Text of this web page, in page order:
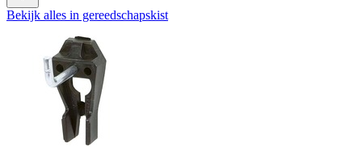
Bekijk alles in gereedschapskist